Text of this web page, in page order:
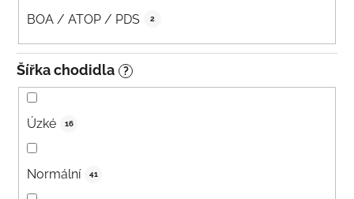
BOA / ATOP / PDS 2
Šířka chodidla ?
Úzké 16
Normální 41